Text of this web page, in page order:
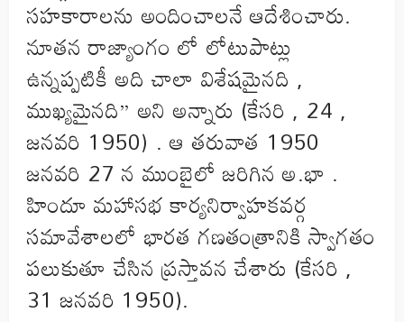
సహకారాలను అందించాలనే ఆదేశించారు.
నూతన రాజ్యాంగం లో లోటుపాట్లు
ఉన్నప్పటికీ అది చాలా విశేషమైనది ,
ముఖ్యమైనది” అని అన్నారు (కేసరి , 24 ,
జనవరి 1950) . ఆ తరువాత 1950
జనవరి 27 న ముంబైలో జరిగిన అ.భా .
హిందూ మహాసభ కార్యనిర్వాహకవర్గ
సమావేశాలలో భారత గణతంత్రానికి స్వాగతం
పలుకుతూ చేసిన ప్రస్తావన చేశారు (కేసరి ,
31 జనవరి 1950).